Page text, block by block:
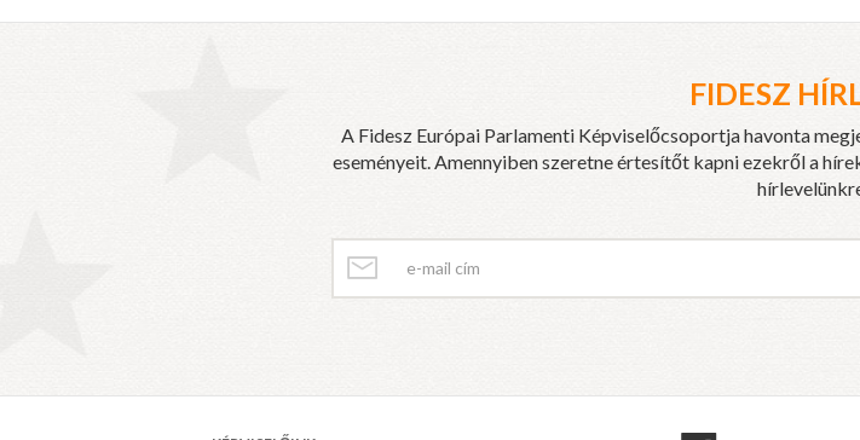
FIDESZ
A Fidesz Európai Parlamenti Képviselőcsoportja havonta
eseményeit. Amennyiben szeretne értesítőt kapni ezekről a